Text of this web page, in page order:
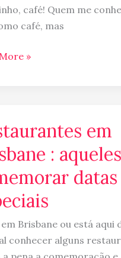
café! Quem me
café, mas
»
em
:
datas
Brisbane ou está aqui
conhecer alguns